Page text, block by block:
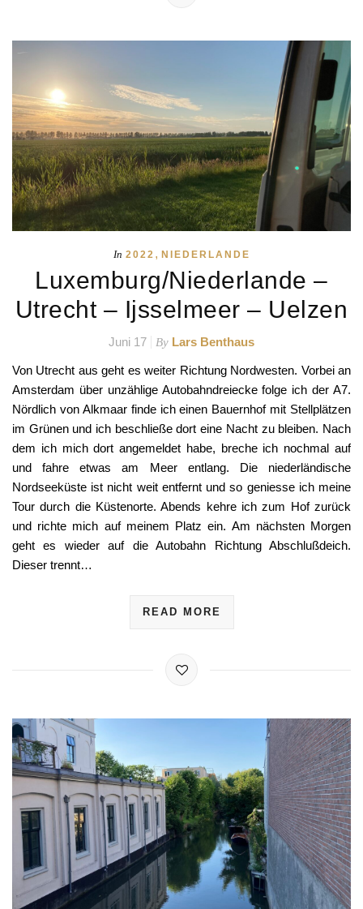
In 2022 , NIEDERLANDE
Luxemburg/Niederlande –
Utrecht – Ijsselmeer – Uelzen
Juni 17 By Lars Benthaus
Von Utrecht aus geht es weiter Richtung Nordwesten. Vorbei an
Amsterdam über unzählige Autobahndreiecke folge ich der A7.
Nördlich von Alkmaar finde ich einen Bauernhof mit Stellplätzen
im Grünen und ich beschließe dort eine Nacht zu bleiben. Nach
dem ich mich dort angemeldet habe, breche ich nochmal auf
und fahre etwas am Meer entlang. Die niederländische
Nordseeküste ist nicht weit entfernt und so geniesse ich meine
Tour durch die Küstenorte. Abends kehre ich zum Hof zurück
und richte mich auf meinem Platz ein. Am nächsten Morgen
geht es wieder auf die Autobahn Richtung Abschlußdeich.
Dieser trennt…
READ MORE